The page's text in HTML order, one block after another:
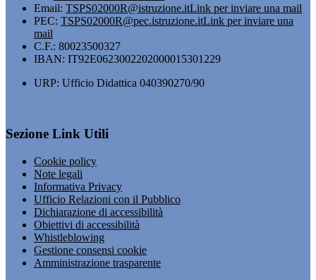
Email: TSPS02000R@istruzione.itLink per inviare una mail
PEC: TSPS02000R@pec.istruzione.itLink per inviare una
mail
C.F.: 80023500327
IBAN: IT92E0623002202000015301229
URP: Ufficio Didattica 040390270/90
Sezione Link Utili
Cookie policy
Note legali
Informativa Privacy
Ufficio Relazioni con il Pubblico
Dichiarazione di accessibilità
Obiettivi di accessibilità
Whistleblowing
Gestione consensi cookie
Amministrazione trasparente